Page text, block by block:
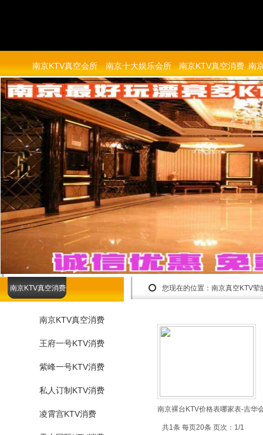
南京KTV真空会所 南京十大娱乐会所 南京KTV真空消费 南
您现在的位置： 南京真空KTV荤
南京KTV真空消费
南京KTV真空消费
王府一号KTV消费
紫峰一号KTV消费
私人订制KTV消费
凌霄宫KTV消费 南京裸台KTV价格表哪家表-吉华
共1条 每页20条 页次：1/1